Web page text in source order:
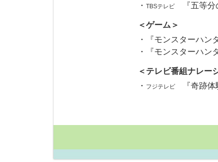
・ TBSテレビ
『五等
＜ゲーム＞
・『モンスターハン
・『モンスターハン
＜テレビ番組ナレー
・ フジテレビ 『奇跡